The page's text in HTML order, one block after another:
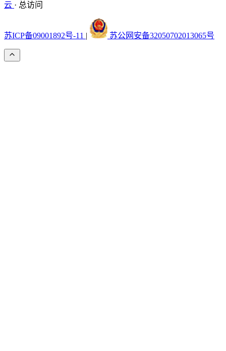
云 · 总访问
苏ICP备09001892号-11 | 苏公网安备32050702013065号